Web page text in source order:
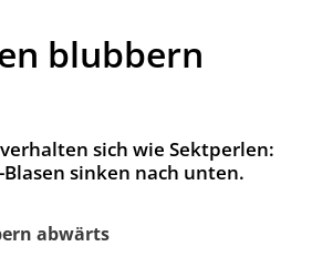
blubbern
sich wie Sektperlen:
sinken nach unten.
abwärts